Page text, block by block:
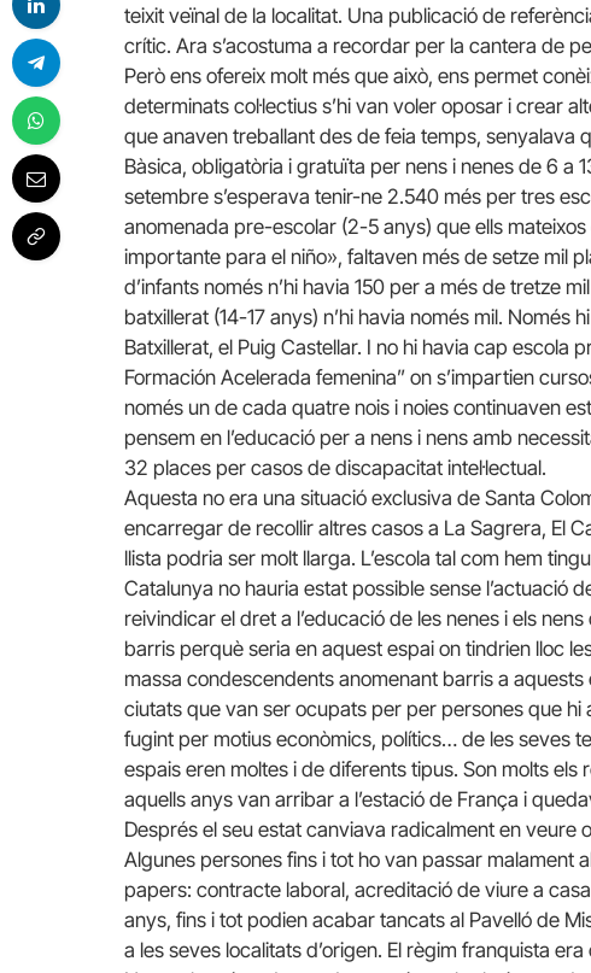
teixit veïnal de la localitat. Una publicació de
crític. Ara s’acostuma a recordar per la cantera de
Però ens ofereix molt més que això, ens permet
determinats col·lectius s’hi van voler oposar i crear
que anaven treballant des de feia temps, senyalava
Bàsica, obligatòria i gratuïta per nens i nenes de 6 a
setembre s’esperava tenir-ne 2.540 més per tres
anomenada pre-escolar (2-5 anys) que ells
importante para el niño», faltaven més de setze mil
d’infants només n’hi havia 150 per a més de tretze
batxillerat (14-17 anys) n’hi havia només mil. Només
Batxillerat, el Puig Castellar. I no hi havia cap escola
Formación Acelerada femenina” on s’impartien
només un de cada quatre nois i noies continuaven
pensem en l’educació per a nens i nens amb
32 places per casos de discapacitat intel·lectual.
Aquesta no era una situació exclusiva de Santa
encarregar de recollir altres casos a La Sagrera, El
llista podria ser molt llarga. L’escola tal com hem
Catalunya no hauria estat possible sense l’actuació
reivindicar el dret a l’educació de les nenes i els
barris perquè seria en aquest espai on tindrien lloc
massa condescendents anomenant barris a
ciutats que van ser ocupats per per persones que
fugint per motius econòmics, polítics… de les seves
espais eren moltes i de diferents tipus. Son molts
aquells anys van arribar a l’estació de França i
Després el seu estat canviava radicalment en veure
Algunes persones fins i tot ho van passar malament
papers: contracte laboral, acreditació de viure a
anys, fins i tot podien acabar tancats al Pavelló de
a les seves localitats d’origen. El règim franquista